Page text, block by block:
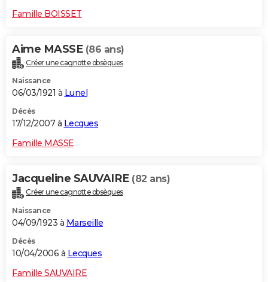
Famille BOISSET
Aime MASSE (86 ans)
Créer une cagnotte obsèques
Naissance
06/03/1921 à Lunel
Décès
17/12/2007 à Lecques
Famille MASSE
Jacqueline SAUVAIRE (82 ans)
Créer une cagnotte obsèques
Naissance
04/09/1923 à Marseille
Décès
10/04/2006 à Lecques
Famille SAUVAIRE